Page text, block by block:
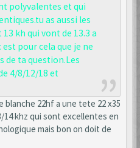
polyvalentes et qui
as aussi les
kh qui vont de 13.3 a
pour cela que je ne
de ta question.Les
4/8/12/18 et
22hf a une tete 22 x35
khz qui sont excellentes en
mais bon on doit de